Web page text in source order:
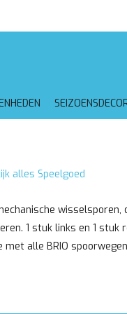
alles Speelgoed
wisselsporen,
1 stuk links en 1 stuk
alle BRIO